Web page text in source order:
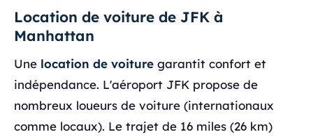
Location de voiture de JFK à
Manhattan
Une location de voiture garantit confort et
indépendance. L'aéroport JFK propose de
nombreux loueurs de voiture (internationaux
comme locaux). Le trajet de 16 miles (26 km)